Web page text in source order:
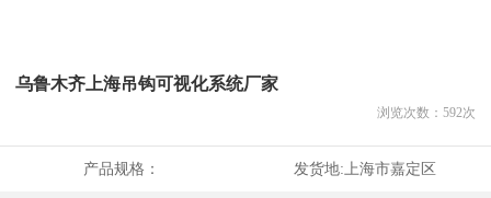
乌鲁木齐上海吊钩可视化系统厂家
浏览次数： 592次
产品规格： 发货地:上海市嘉定区